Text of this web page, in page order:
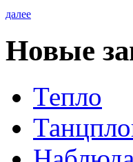
далее
Новые
Тепло